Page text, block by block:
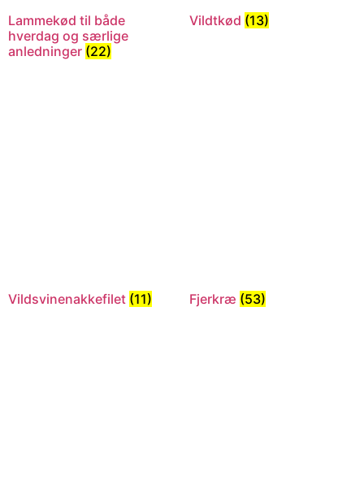
Lammekød til både
hverdag og særlige
anledninger (22)
Vildtkød (13)
Vildsvinenakkefilet (11) Fjerkræ (53)